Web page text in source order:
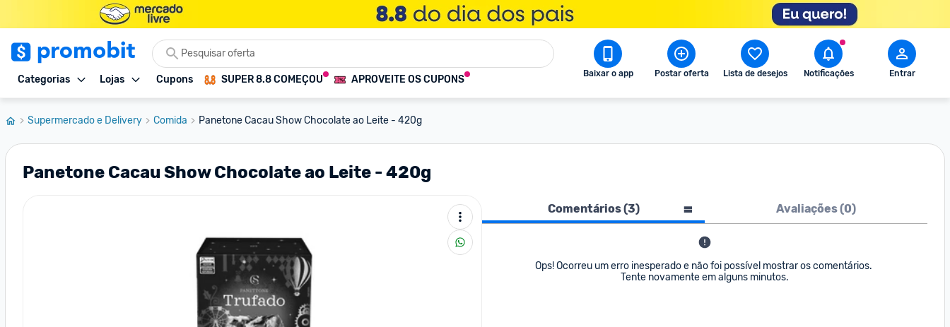
Categorias Lojas Cupons SUPER 8.8 COMEÇOU APROVEITE OS CUPONS Baixar o app Postar oferta Lista de desejos Notificações Entrar
Supermercado e Delivery Comida Panetone Cacau Show Chocolate ao Leite - 420g
Panetone Cacau Show Chocolate ao Leite - 420g
Comentários (3) Avaliações (0)
Ops! Ocorreu um erro inesperado e não foi possível mostrar os comentários.
Tente novamente em alguns minutos.